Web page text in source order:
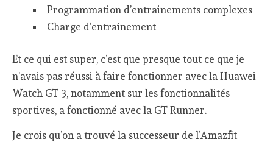
Programmation d’entrainements complexes
Charge d’entrainement
Et ce qui est super, c’est que presque tout ce que je
n’avais pas réussi à faire fonctionner avec la Huawei
Watch GT 3, notamment sur les fonctionnalités
sportives, a fonctionné avec la GT Runner.
Je crois qu’on a trouvé la successeur de l’Amazfit